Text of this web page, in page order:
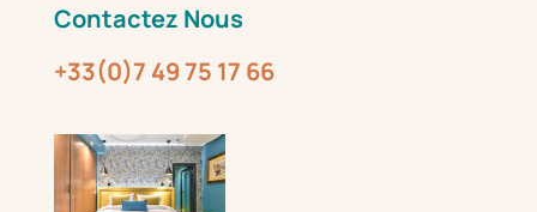
Contactez Nous
+33(0)7 49 75 17 66